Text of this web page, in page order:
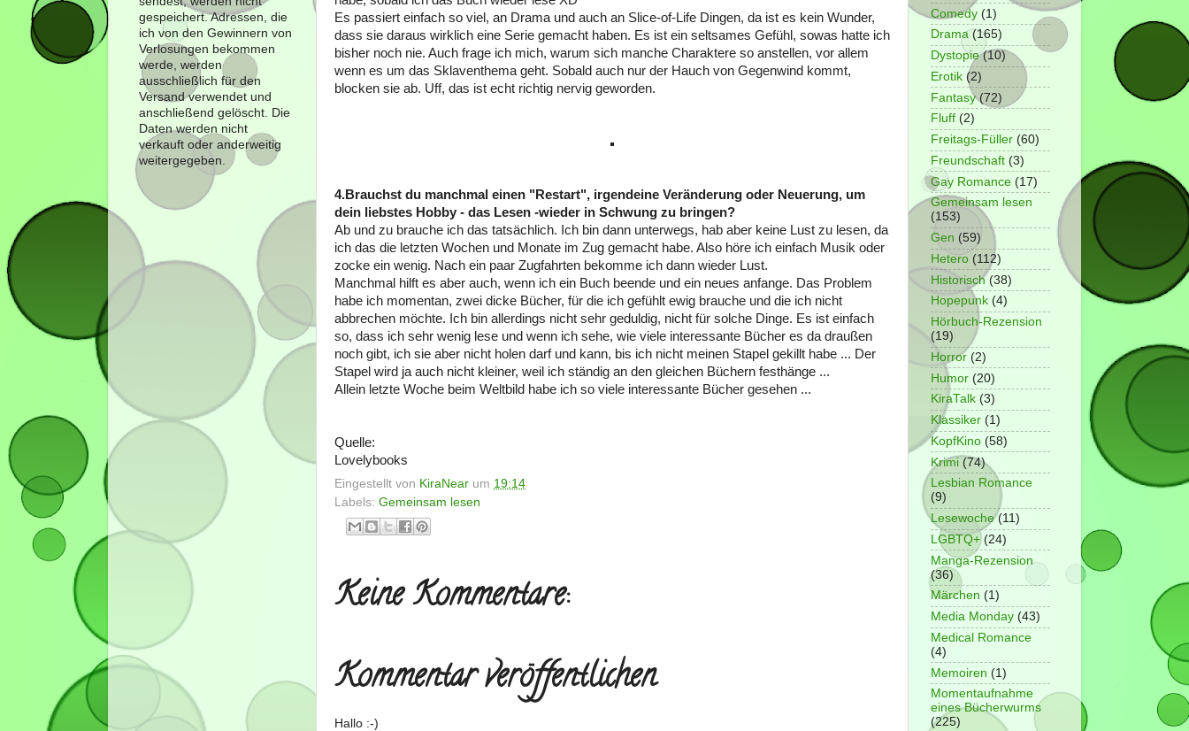
Es passiert einfach so viel, an Drama und auch an Slice-of-Life Dingen, da ist es kein Wunder,
dass sie daraus wirklich eine Serie gemacht haben. Es ist ein seltsames Gefühl, sowas hatte ich
bisher noch nie. Auch frage ich mich, warum sich manche Charaktere so anstellen, vor allem
wenn es um das Sklaventhema geht. Sobald auch nur der Hauch von Gegenwind kommt,
blocken sie ab. Uff, das ist echt richtig nervig geworden.
4.Brauchst du manchmal einen "Restart", irgendeine Veränderung oder Neuerung, um
dein liebstes Hobby - das Lesen -wieder in Schwung zu bringen?
Ab und zu brauche ich das tatsächlich. Ich bin dann unterwegs, hab aber keine Lust zu lesen, da
ich das die letzten Wochen und Monate im Zug gemacht habe. Also höre ich einfach Musik oder
zocke ein wenig. Nach ein paar Zugfahrten bekomme ich dann wieder Lust.
Manchmal hilft es aber auch, wenn ich ein Buch beende und ein neues anfange. Das Problem
habe ich momentan, zwei dicke Bücher, für die ich gefühlt ewig brauche und die ich nicht
abbrechen möchte. Ich bin allerdings nicht sehr geduldig, nicht für solche Dinge. Es ist einfach
so, dass ich sehr wenig lese und wenn ich sehe, wie viele interessante Bücher es da draußen
noch gibt, ich sie aber nicht holen darf und kann, bis ich nicht meinen Stapel gekillt habe ... Der
Stapel wird ja auch nicht kleiner, weil ich ständig an den gleichen Büchern festhänge ...
Allein letzte Woche beim Weltbild habe ich so viele interessante Bücher gesehen ...
Quelle:
Lovelybooks
Eingestellt von KiraNear um 19:14
Labels: Gemeinsam lesen
Keine Kommentare:
Kommentar veröffentlichen
Hallo :-)
gespeichert. Adressen, die
ich von den Gewinnern von
Verlosungen bekommen
werde, werden
ausschließlich für den
Versand verwendet und
anschließend gelöscht. Die
Daten werden nicht
verkauft oder anderweitig
weitergegeben.
Comedy (1)
Drama (165)
Dystopie (10)
Erotik (2)
Fantasy (72)
Fluff (2)
Freitags-Füller (60)
Freundschaft (3)
Gay Romance (17)
Gemeinsam lesen
(153)
Gen (59)
Hetero (112)
Historisch (38)
Hopepunk (4)
Hörbuch-Rezension
(19)
Horror (2)
Humor (20)
KiraTalk (3)
Klassiker (1)
KopfKino (58)
Krimi (74)
Lesbian Romance
(9)
Lesewoche (11)
LGBTQ+ (24)
Manga-Rezension
(36)
Märchen (1)
Media Monday (43)
Medical Romance
(4)
Memoiren (1)
Momentaufnahme
eines Bücherwurms
(225)